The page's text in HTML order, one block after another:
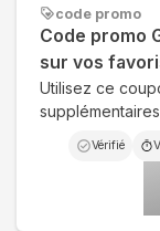
code promo
Code promo
sur vos
Utilisez ce
Vérifié